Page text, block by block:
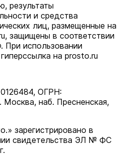
результаты
и средства
лиц, размещенные на
защищены в соответствии
При использовании
на prosto.ru
ОГРН:
Москва, наб. Пресненская,
зарегистрировано в
свидетельства ЭЛ № ФС